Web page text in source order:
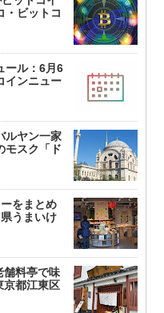
・ビットコ
ール：6月6
インニュー
ルヤン一家
モスク「ド
をまとめ
うまいけ
舗料亭で味
京都江東区